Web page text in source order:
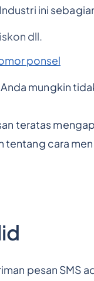
ini
dll.
ponsel
mungkin
teratas
tentang cara
pesan SMS